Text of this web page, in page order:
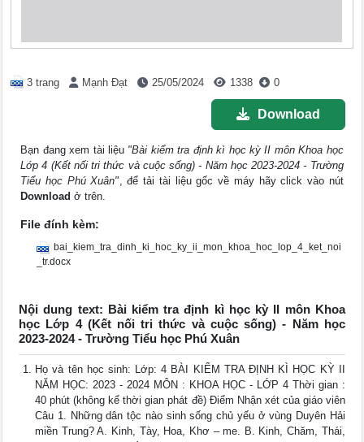
3 trang Mạnh Đạt 25/05/2024 1338 0
Download
Bạn đang xem tài liệu "Bài kiểm tra định kì học kỳ II môn Khoa học
Lớp 4 (Kết nối tri thức và cuộc sống) - Năm học 2023-2024 - Trường
Tiểu học Phú Xuân", để tải tài liệu gốc về máy hãy click vào nút
Download ở trên.
File đính kèm:
bai_kiem_tra_dinh_ki_hoc_ky_ii_mon_khoa_hoc_lop_4_ket_noi
_tr.docx
Nội dung text: Bài kiểm tra định kì học kỳ II môn Khoa
học Lớp 4 (Kết nối tri thức và cuộc sống) - Năm học
2023-2024 - Trường Tiểu học Phú Xuân
Họ và tên học sinh: Lớp: 4 BÀI KIỂM TRA ĐỊNH KÌ HỌC KỲ II
NĂM HỌC: 2023 - 2024 MÔN : KHOA HỌC - LỚP 4 Thời gian :
40 phút (không kể thời gian phát đề) Điểm Nhận xét của giáo viên
Câu 1. Những dân tộc nào sinh sống chủ yếu ở vùng Duyên Hải
miền Trung? A. Kinh, Tày, Hoa, Khơ – me. B. Kinh, Chăm, Thái,